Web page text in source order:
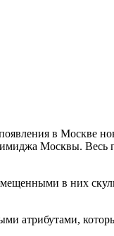
в Москве
имиджа Москвы.
в них
атрибутами,